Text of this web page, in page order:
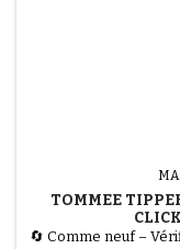
TOMMEE
🔄 Comme neuf –